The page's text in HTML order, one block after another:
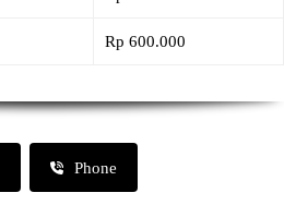
Rp 600.000
Phone